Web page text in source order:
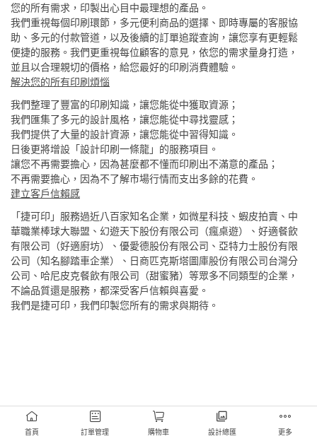
您的所有需求，印製出心目中最理想的產品。
我們重視每個印刷環節，多元便利商品的選擇、即時專屬的客服協
助、多元的付款管道，以及後續的訂單追蹤查詢，讓您享有更輕鬆
便捷的服務。我們更重視每位顧客的意見，依您的需求量身打造，
並且以合理親切的價格，給您最好的印刷消費體驗。
解決您的所有印刷煩惱
我們整理了豐富的印刷知識，讓您能從中獲取資源；
我們匯集了多元的設計風格，讓您能從中尋找靈感；
我們提供了大量的設計資源，讓您能從中習得知識。
日後更將增設「設計印刷一條龍」的服務項目。
讓您不再需要擔心，因為甚麼都不懂而印刷出不滿意的產品；
不再需要擔心，因為不了解市場行情而支出多餘的花費。
建立客戶信賴感
「捷可印」服務過近八百家知名企業，如微星科技、蝦皮拍賣、中
華職業棒球大聯盟、幻遊天下股份有限公司（瘋桌遊）、好適餐飲
有限公司（好適廚坊）、優愛德股份有限公司、亞特力士股份有限
公司（知名腳踏車企業）、日商匹克斯塔圖庫股份有限公司台灣分
公司、哈尼皮克餐飲有限公司（甜蜜豬）等眾多不同類型的企業，
不論品質還是服務，都深受客戶信賴與喜愛。
我們是捷可印，我們印製您所有的需求與期待。
首頁 訂單管理 購物車 設計總匯 更多